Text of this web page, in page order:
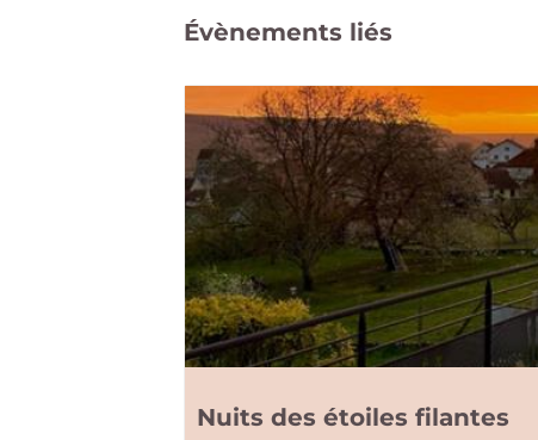
Évènements liés
Nuits des étoiles filantes